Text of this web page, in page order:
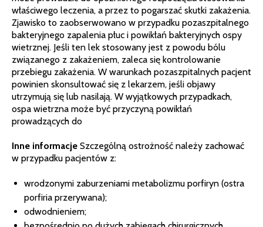
właściwego leczenia, a przez to pogarszać skutki zakażenia.
Zjawisko to zaobserwowano w przypadku pozaszpitalnego
bakteryjnego zapalenia płuc i powikłań bakteryjnych ospy
wietrznej. Jeśli ten lek stosowany jest z powodu bólu
związanego z zakażeniem, zaleca się kontrolowanie
przebiegu zakażenia. W warunkach pozaszpitalnych pacjent
powinien skonsultować się z lekarzem, jeśli objawy
utrzymują się lub nasilają. W wyjątkowych przypadkach,
ospa wietrzna może być przyczyną powikłań
prowadzących do
Inne informacje Szczególną ostrożność należy zachować
w przypadku pacjentów z:
wrodzonymi zaburzeniami metabolizmu porfiryn (ostra
porfiria przerywana);
odwodnieniem;